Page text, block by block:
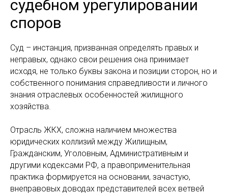
судебном урегулировании
споров
Суд – инстанция, призванная определять правых и
неправых, однако свои решения она принимает
исходя, не только буквы закона и позиции сторон, но и
собственного понимания справедливости и личного
знания отраслевых особенностей жилищного
хозяйства.
Отрасль ЖКХ, сложна наличием множества
юридических коллизий между Жилищным,
Гражданским, Уголовным, Административным и
другими кодексами РФ, а правоприменительная
практика формируется на основании, зачастую,
внеправовых доводах представителей всех ветвей